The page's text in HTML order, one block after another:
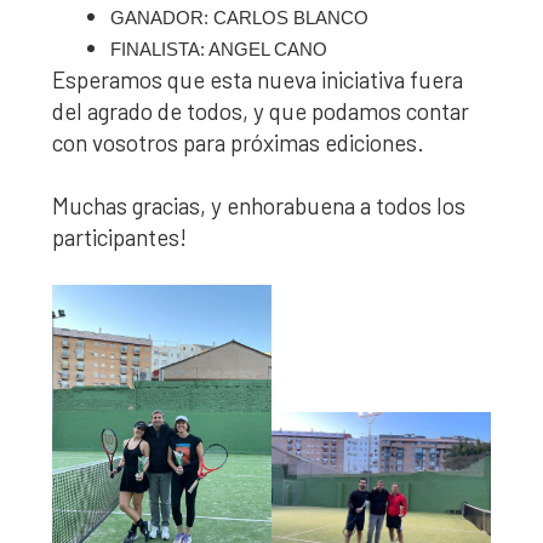
GANADOR: CARLOS BLANCO
FINALISTA: ANGEL CANO
Esperamos que esta nueva iniciativa fuera
del agrado de todos, y que podamos contar
con vosotros para próximas ediciones.
Muchas gracias, y enhorabuena a todos los
participantes!